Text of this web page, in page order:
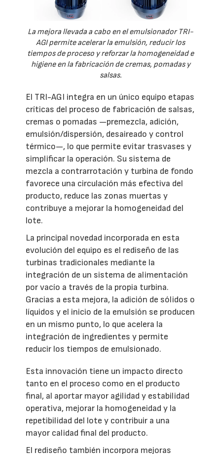
La mejora llevada a cabo en el emulsionador TRI-
AGI permite acelerar la emulsión, reducir los
tiempos de proceso y reforzar la homogeneidad e
higiene en la fabricación de cremas, pomadas y
salsas.
El TRI-AGI integra en un único equipo etapas
críticas del proceso de fabricación de salsas,
cremas o pomadas —premezcla, adición,
emulsión/dispersión, desaireado y control
térmico—, lo que permite evitar trasvases y
simplificar la operación. Su sistema de
mezcla a contrarrotación y turbina de fondo
favorece una circulación más efectiva del
producto, reduce las zonas muertas y
contribuye a mejorar la homogeneidad del
lote.
La principal novedad incorporada en esta
evolución del equipo es el rediseño de las
turbinas tradicionales mediante la
integración de un sistema de alimentación
por vacío a través de la propia turbina.
Gracias a esta mejora, la adición de sólidos o
líquidos y el inicio de la emulsión se producen
en un mismo punto, lo que acelera la
integración de ingredientes y permite
reducir los tiempos de emulsionado.
Esta innovación tiene un impacto directo
tanto en el proceso como en el producto
final, al aportar mayor agilidad y estabilidad
operativa, mejorar la homogeneidad y la
repetibilidad del lote y contribuir a una
mayor calidad final del producto.
El rediseño también incorpora mejoras